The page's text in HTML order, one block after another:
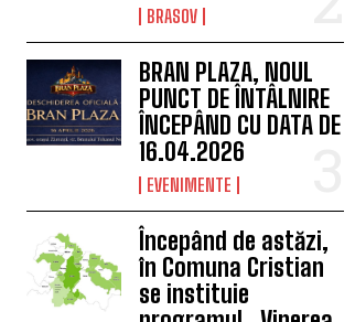
BRASOV
BRAN PLAZA, NOUL
PUNCT DE ÎNTÂLNIRE
ÎNCEPÂND CU DATA DE
16.04.2026
EVENIMENTE
Începând de astăzi,
în Comuna Cristian
se instituie